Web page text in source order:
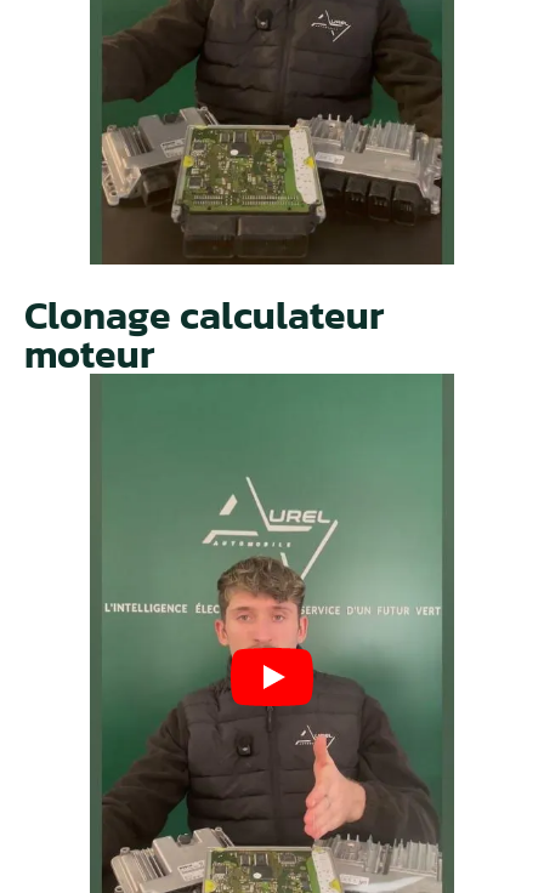
Clonage calculateur
moteur